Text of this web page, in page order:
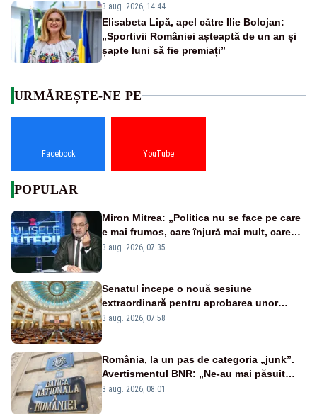
3 aug. 2026, 14:44
Elisabeta Lipă, apel către Ilie Bolojan:
„Sportivii României așteaptă de un an și
șapte luni să fie premiați”
URMĂREȘTE-NE PE
Facebook YouTube
POPULAR
Miron Mitrea: „Politica nu se face pe care
e mai frumos, care înjură mai mult, care
țipă mai tare, ci pe proiecte”
3 aug. 2026, 07:35
Senatul începe o nouă sesiune
extraordinară pentru aprobarea unor
jaloane din PNRR
3 aug. 2026, 07:58
România, la un pas de categoria „junk”.
Avertismentul BNR: „Ne-au mai păsuit
pentru câteva luni”
3 aug. 2026, 08:01